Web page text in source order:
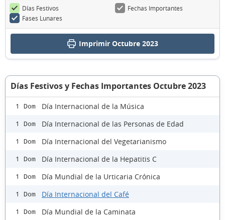
Días Festivos
Fechas Importantes
Fases Lunares
Imprimir Octubre 2023
Días Festivos y Fechas Importantes Octubre 2023
1 Dom Día Internacional de la Música
1 Dom Día Internacional de las Personas de Edad
1 Dom Día Internacional del Vegetarianismo
1 Dom Día Internacional de la Hepatitis C
1 Dom Día Mundial de la Urticaria Crónica
1 Dom Día Internacional del Café
1 Dom Día Mundial de la Caminata